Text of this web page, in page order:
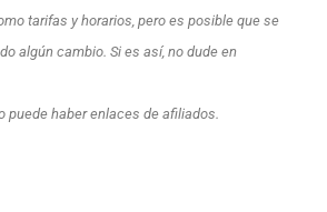
tarifas y horarios, pero es posible que se
algún cambio. Si es así, no dude en
puede haber enlaces de afiliados.